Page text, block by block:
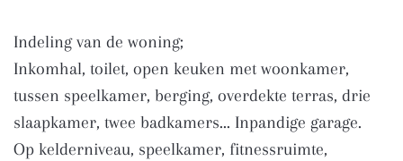
Indeling van de woning;
Inkomhal, toilet, open keuken met woonkamer,
tussen speelkamer, berging, overdekte terras, drie
slaapkamer, twee badkamers... Inpandige garage.
Op kelderniveau, speelkamer, fitnessruimte,